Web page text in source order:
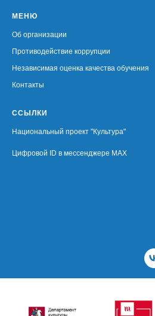
МЕНЮ
Об организации
Противодействие коррупции
Независимая оценка качества обучения
Контакты
ССЫЛКИ
Национальный проект "Культура"
Цифровой ID в мессенджере MAX